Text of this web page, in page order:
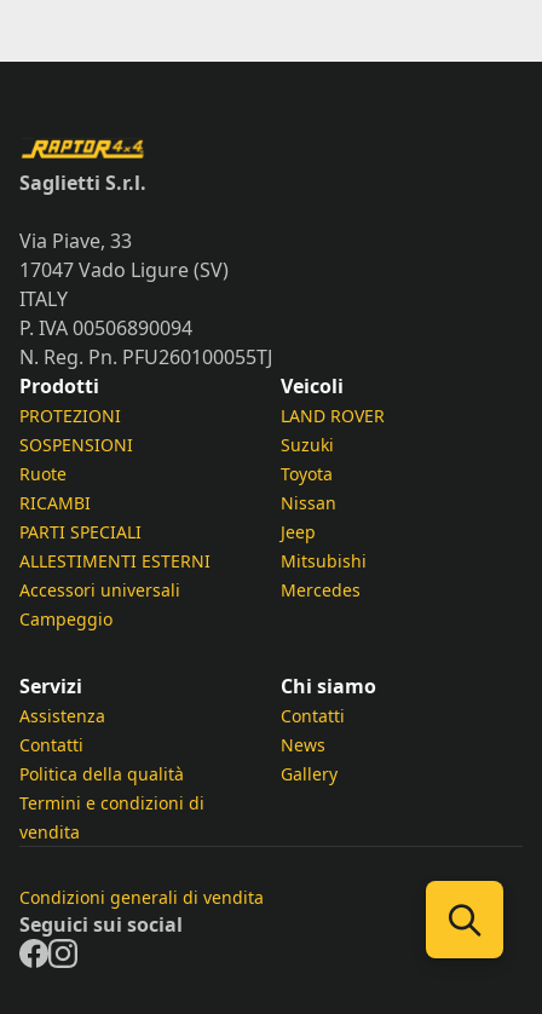
Saglietti S.r.l.
Via Piave, 33
17047 Vado Ligure (SV)
ITALY
P. IVA 00506890094
N. Reg. Pn. PFU260100055TJ
Prodotti
PROTEZIONI
SOSPENSIONI
Ruote
RICAMBI
PARTI SPECIALI
ALLESTIMENTI ESTERNI
Accessori universali
Campeggio
Veicoli
LAND ROVER
Suzuki
Toyota
Nissan
Jeep
Mitsubishi
Mercedes
Servizi
Assistenza
Contatti
Politica della qualità
Termini e condizioni di
vendita
Chi siamo
Contatti
News
Gallery
Condizioni generali di vendita
Seguici sui social